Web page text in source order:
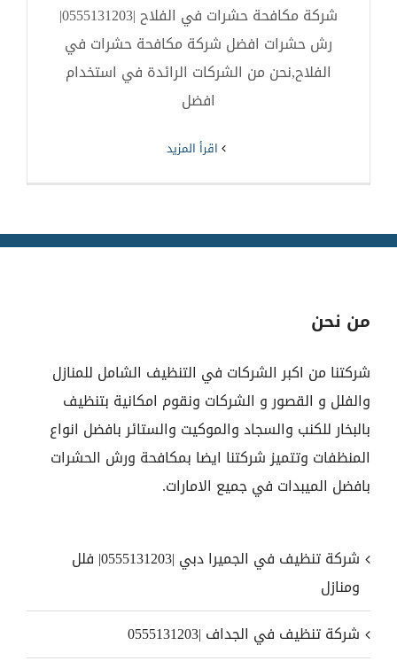
شركة مكافحة حشرات في الفلاح |0555131203|
رش حشرات افضل شركة مكافحة حشرات في
الفلاح,نحن من الشركات الرائدة في استخدام
افضل
من نحن
شركتنا من اكبر الشركات في التنظيف الشامل للمنازل
والفلل و القصور و الشركات ونقوم امكانية بتنظيف
بالبخار للكنب والسجاد والموكيت والستائر بافضل انواع
المنظفات وتتميز شركتنا ايضا بمكافحة ورش الحشرات
بافضل الميبدات في جميع الامارات.
شركة تنظيف في الجميرا دبي |0555131203| فلل
ومنازل
شركة تنظيف في الجداف |0555131203